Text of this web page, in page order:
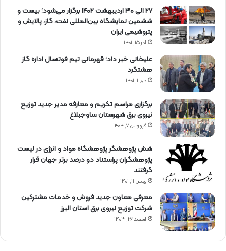
27 الی 30 اردیبهشت 1402 برگزار می‌شود؛ بیست و
ششمین نمایشگاه بین‌المللی نفت، گاز، پالایش و
پتروشیمی ایران
آذر ۱۵, ۱۴۰۱
علیخانی خبر داد؛ قهرمانی تیم فوتسال اداره گاز
هشتگرد
دی ۱, ۱۴۰۱
برگزاری مراسم تكریم و معارفه مدیر جدید توزیع
نیروی برق شهرستان ساوجبلاغ
فروردین ۷, ۱۴۰۴
شش پژوهشگر پژوهشگاه مواد و انرژی در لیست
پژوهشگران پراستناد دو درصد برتر جهان قرار
گرفتند
بهمن ۱۱, ۱۴۰۱
معرفی معاون جدید فروش و خدمات مشتركین
شركت توزیع نیروی برق استان البرز
اسفند ۲۶, ۱۴۰۳